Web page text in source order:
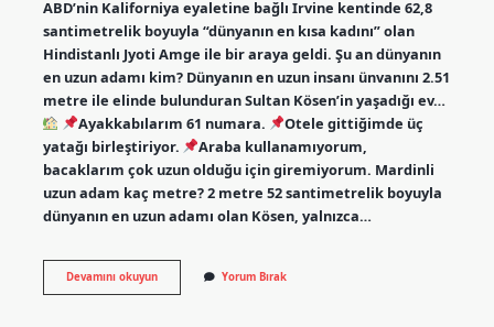
ABD’nin Kaliforniya eyaletine bağlı Irvine kentinde 62,8
santimetrelik boyuyla “dünyanın en kısa kadını” olan
Hindistanlı Jyoti Amge ile bir araya geldi. Şu an dünyanın
en uzun adamı kim? Dünyanın en uzun insanı ünvanını 2.51
metre ile elinde bulunduran Sultan Kösen’in yaşadığı ev…
Ayakkabılarım 61 numara.
Otele gittiğimde üç
yatağı birleştiriyor.
Araba kullanamıyorum,
bacaklarım çok uzun olduğu için giremiyorum. Mardinli
uzun adam kaç metre? 2 metre 52 santimetrelik boyuyla
dünyanın en uzun adamı olan Kösen, yalnızca…
Devamını okuyunTürkiyenin
En
Yorum Bırak